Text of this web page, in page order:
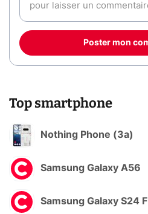
Poster mon
Top smartphone
Nothing Phone (3a)
Samsung Galaxy A56
Samsung Galaxy S24